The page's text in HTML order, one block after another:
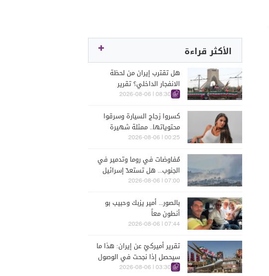
الأكثر قراءة
هل تقترب إيران من لحظة
الانفجار الداخلي؟ تقرير
اسرائيلي يكشف الكواليس
08:30 | 2026-08-06
كسروا زجاج السيارة وسرقوا
محتوياتها.. ممثلة شهيرة
تتعرّض للسرقة في الرملة
00:25 | 2026-08-06
مُفاوضات في روما وتدمير في
الجنوب... هل تستعدّ إسرائيل
للحرب؟
07:00 | 2026-08-06
بالصور... أمير يزبك وحبيب بو
أنطون معاً
07:44 | 2026-08-06
تقرير أميركيّ عن إيران: هذا ما
سيحصل إذا نجحت في الوصول
إلى هذه الدولة الآسيويّة
03:30 | 2026-08-06